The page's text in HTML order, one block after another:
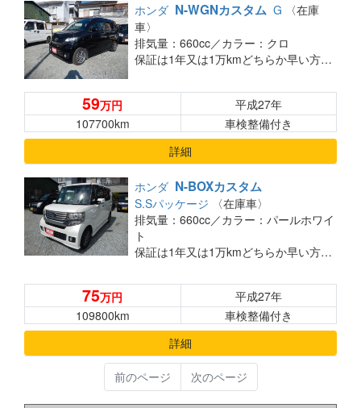
ホンダ N-WGNカスタム G
〈在庫
車〉
排気量：660cc／カラー：クロ
保証は1年又は1万kmどちらか早い方です。総支払金額ですこの金額でのりだしです
59万円
平成27年
107700km
車検整備付き
詳細
ホンダ N-BOXカスタム
S.Sパッケージ
〈在庫車〉
排気量：660cc／カラー：パールホワイ
ト
保証は1年又は1万kmどちらか早い方です。総支払金額ですこの金額でのりだしです
75万円
平成27年
109800km
車検整備付き
詳細
前のページ 次のページ